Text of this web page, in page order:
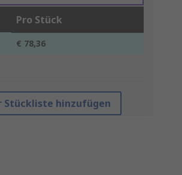
Pro Stück
€ 78,36
Stückliste hinzufügen